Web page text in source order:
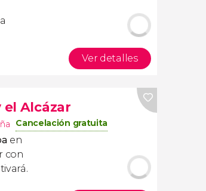
Ver detalles
Alcázar
Cancelación gratuita
en
con